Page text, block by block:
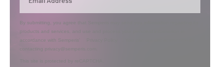
By submitting, you agree that Semperis may send you information regarding its
products and services, and use and process your personal information in
accordance with Semperis’
contacting privacy@semperis.com.
This site is protected by reCAPTCHA.